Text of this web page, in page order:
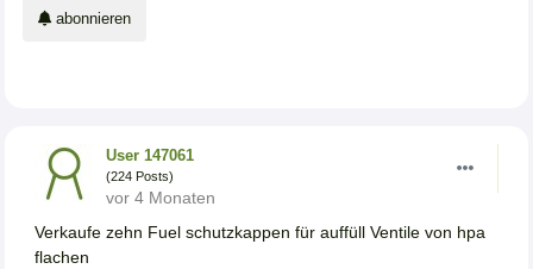
abonnieren
User 147061
(224 Posts)
vor 4 Monaten
Verkaufe zehn Fuel schutzkappen für auffüll Ventile von hpa
flachen